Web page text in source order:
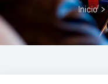
Inicio >